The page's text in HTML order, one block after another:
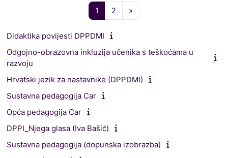
1 ページ 1
2 ページ 2
»
Didaktika povijesti DPPDMI
Odgojno-obrazovna inkluzija učenika s teškoćama u
razvoju
Hrvatski jezik za nastavnike (DPPDMI)
Sustavna pedagogija Car
Opća pedagogija Car
DPPI_Njega glasa (Iva Bašić)
Sustavna pedagogija (dopunska izobrazba)